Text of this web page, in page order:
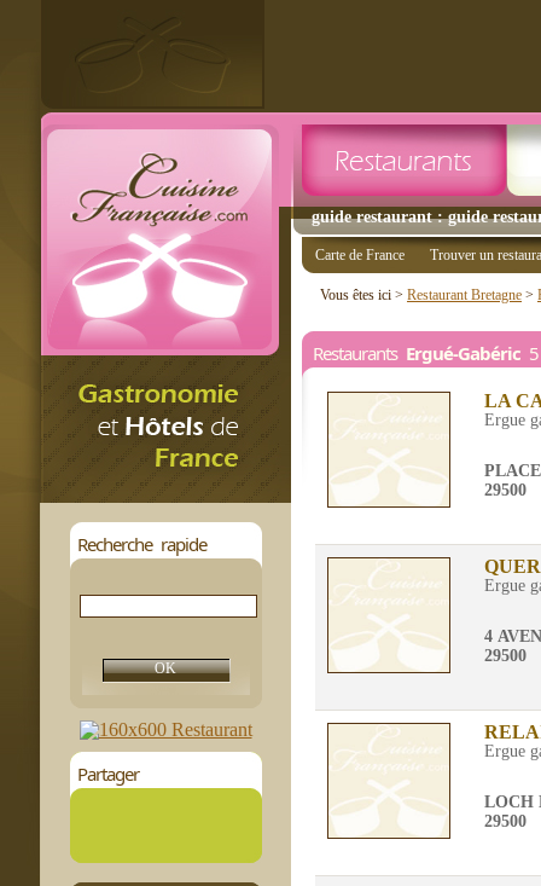
guide restaurant : guide
Recherche rapide
Partager
Carte de France Trouver un
Vous êtes ici > Restaurant Bretagne >
Restaurants Ergué-Gabéric
LA
Ergue
29500
Ergue
4
29500
Ergue
LOCH
29500